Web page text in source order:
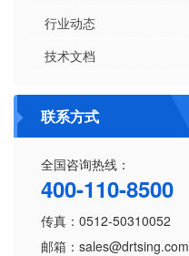
行业动态
技术文档
联系方式
全国咨询热线：
400-110-8500
传真：0512-50310052
邮箱：sales@drtsing.com